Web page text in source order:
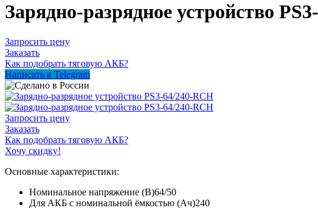
Зарядно-разрядное устройство
Запросить цену
Заказать
Как подобрать тяговую АКБ?
Написать в Telegram
Запросить цену
Заказать
Как подобрать тяговую АКБ?
Хочу скидку!
Основные характеристики:
Номинальное напряжение (В)64/50
Для АКБ с номинальной ёмкостью (Ач)240